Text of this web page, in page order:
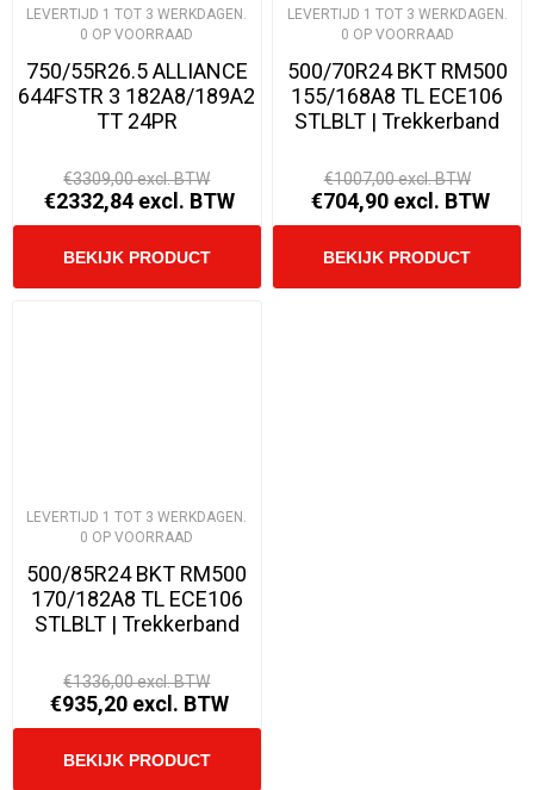
LEVERTIJD 1 TOT 3 WERKDAGEN.
0 OP VOORRAAD
750/55R26.5 ALLIANCE
644FSTR 3 182A8/189A2
TT 24PR
€3309,00 excl. BTW
€2332,84 excl. BTW
LEVERTIJD 1 TOT 3 WERKDAGEN.
0 OP VOORRAAD
500/70R24 BKT RM500
155/168A8 TL ECE106
STLBLT | Trekkerband
€1007,00 excl. BTW
€704,90 excl. BTW
LEVERTIJD 1 TOT 3 WERKDAGEN.
0 OP VOORRAAD
500/85R24 BKT RM500
170/182A8 TL ECE106
STLBLT | Trekkerband
€1336,00 excl. BTW
€935,20 excl. BTW